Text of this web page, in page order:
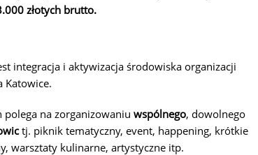
złotych brutto.
integracja i aktywizacja środowiska organizacji
Katowice.
na zorganizowaniu wspólnego, dowolnego
tj. piknik tematyczny, event, happening, krótkie
warsztaty kulinarne, artystyczne itp.